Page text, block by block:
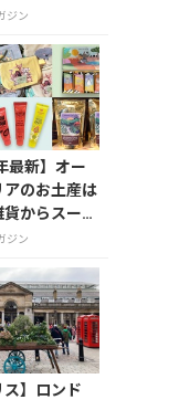
ジン
最新】オー
アのお土産は
からスーパ
えるグルメま
ジン
ス】ロンド